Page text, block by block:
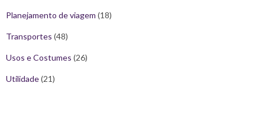
Planejamento de viagem (18)
Transportes (48)
Usos e Costumes (26)
Utilidade(21)